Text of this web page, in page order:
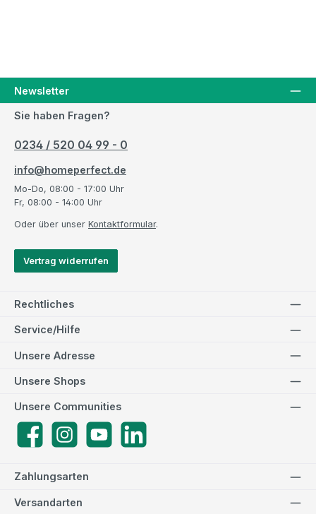
Newsletter
Sie haben Fragen?
0234 / 520 04 99 - 0
info@homeperfect.de
Mo-Do, 08:00 - 17:00 Uhr
Fr, 08:00 - 14:00 Uhr
Oder über unser Kontaktformular.
Vertrag widerrufen
Rechtliches
Service/Hilfe
Zahlungsarten
Versandarten
Unsere Adresse
Unsere Communities
FacebookInstagramYouTube
Unsere Shops